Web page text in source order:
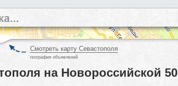
Смотреть карту Севастополя
география объявлений
на Новороссийской 50